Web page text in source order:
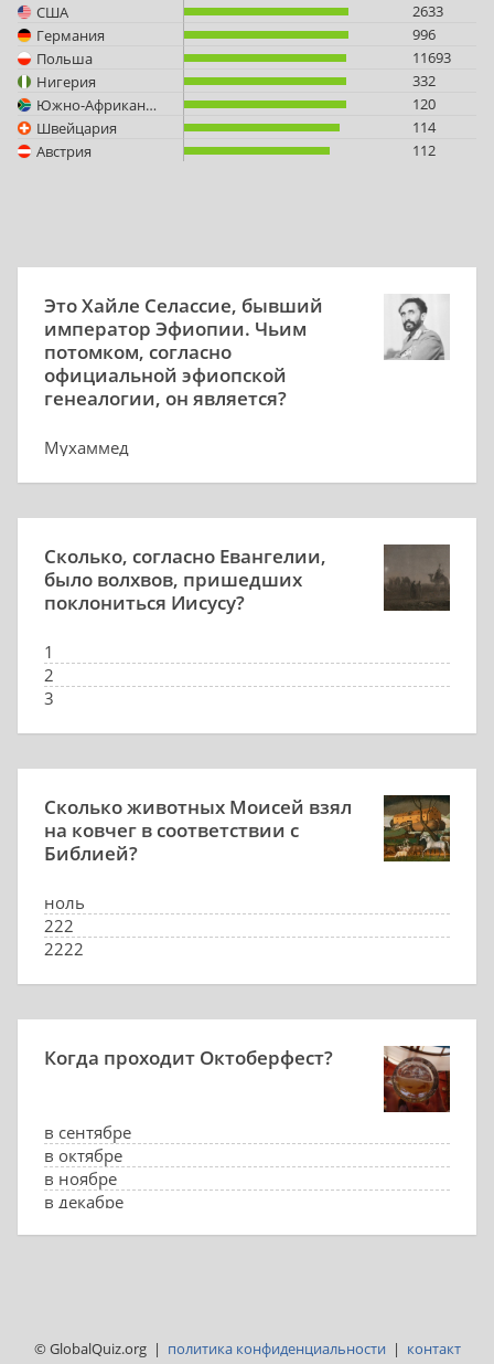
США
2633
Германия
996
Польша
11693
Нигерия
332
Южно-Африканская Республика
120
Швейцария
114
Австрия
112
Это Хайле Селассие, бывший
император Эфиопии. Чьим
потомком, согласно
официальной эфиопской
генеалогии, он является?
Мухаммед
Рамзеса I
Сколько, согласно Евангелии,
было волхвов, пришедших
поклониться Иисусу?
1
2
3
Сколько животных Моисей взял
на ковчег в соответствии с
Библией?
ноль
222
2222
Когда проходит Октоберфест?
в сентябре
в октябре
в ноябре
в декабре
© GlobalQuiz.org | политика конфиденциальности | контакт